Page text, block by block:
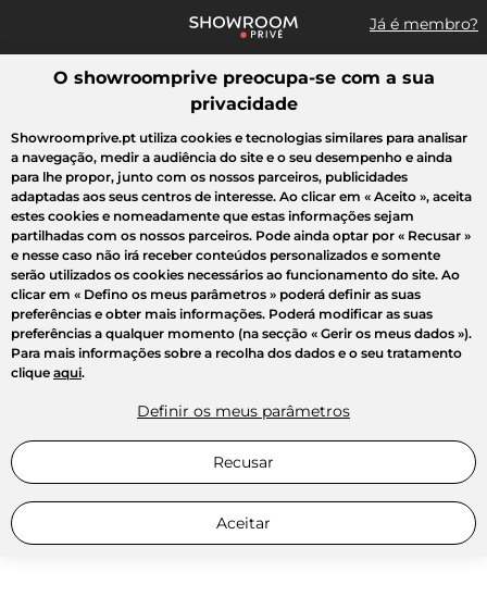
Já é membro?
Pesquisar uma marca, um artigo, uma venda...
Todas as vendas Moda Desporto Casa Criança Beleza
O showroomprive preocupa-se com a sua
privacidade
Showroomprive.pt utiliza cookies e tecnologias similares para analisar
a navegação, medir a audiência do site e o seu desempenho e ainda
para lhe propor, junto com os nossos parceiros, publicidades
adaptadas aos seus centros de interesse. Ao clicar em « Aceito », aceita
estes cookies e nomeadamente que estas informações sejam
partilhadas com os nossos parceiros. Pode ainda optar por « Recusar »
e nesse caso não irá receber conteúdos personalizados e somente
serão utilizados os cookies necessários ao funcionamento do site. Ao
clicar em « Defino os meus parâmetros » poderá definir as suas
preferências e obter mais informações. Poderá modificar as suas
preferências a qualquer momento (na secção « Gerir os meus dados »).
Para mais informações sobre a recolha dos dados e o seu tratamento
clique aqui.
Definir os meus parâmetros
Recusar
Aceitar